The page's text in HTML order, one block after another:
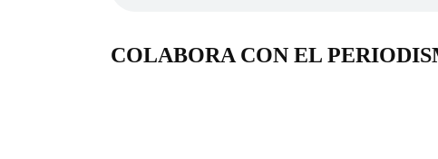
COLABORA CON EL